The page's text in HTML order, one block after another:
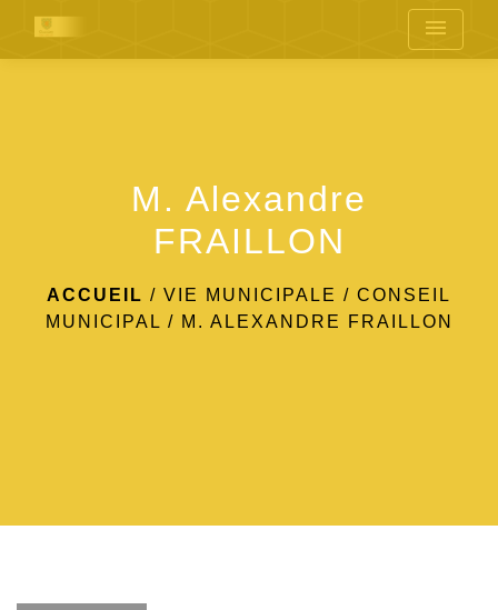
menu
M. Alexandre
FRAILLON
ACCUEIL / VIE MUNICIPALE / CONSEIL
MUNICIPAL / M. ALEXANDRE FRAILLON